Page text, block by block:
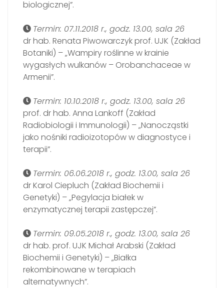
biologicznej”.
Termin: 07.11.2018 r., godz. 13.00, sala 26
dr hab. Renata Piwowarczyk prof. UJK (Zakład
Botaniki) – „Wampiry roślinne w krainie
wygasłych wulkanów – Orobanchaceae w
Armenii”.
Termin: 10.10.2018 r., godz. 13.00, sala 26
prof. dr hab. Anna Lankoff (Zakład
Radiobiologii i Immunologii) – „Nanocząstki
jako nośniki radioizotopów w diagnostyce i
terapii”.
Termin: 06.06.2018 r., godz. 13.00, sala 26
dr Karol Ciepluch (Zakład Biochemii i
Genetyki) – „Pegylacja białek w
enzymatycznej terapii zastępczej”.
Termin: 09.05.2018 r., godz. 13.00, sala 26
dr hab. prof. UJK Michał Arabski (Zakład
Biochemii i Genetyki) – „Białka
rekombinowane w terapiach
alternatywnych”.